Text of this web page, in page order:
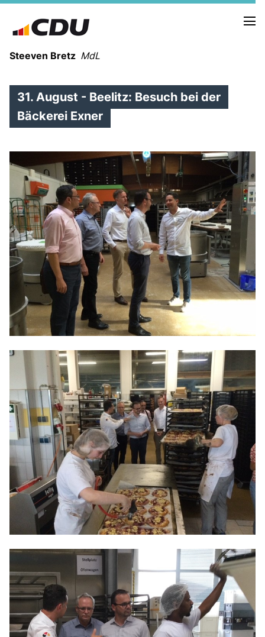
Steeven Bretz MdL
WAHLKREISBESUCHE
PRESSEFOTOS
MEIN BÜRGERBÜRO
MEIN WAHLKREIS
ZIELE
Redebeiträge
Anträge CDU
Kleine Anfragen
CDU Deutschland
CDU Brandenburg
CDU Potsdam
31. August - Beelitz: Besuch bei der
Bäckerei Exner